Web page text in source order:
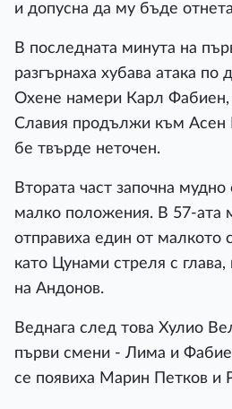
и допусна да му бъде
В последната минута на
разгърнаха хубава атака по
Охене намери Карл Фабиен,
Славия продължи към Асен
бе твърде неточен.
Втората част започна
малко положения. В 57-ата
отправиха един от малкото
като Цунами стреля с
на Андонов.
Веднага след това Хулио
първи смени - Лима и
се появиха Марин Петков и